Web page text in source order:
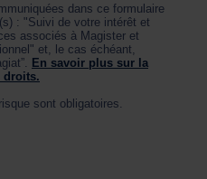
dans ce formulaire
: "Suivi de votre intérêt et
associés à Magister et
et, le cas échéant,
En savoir plus sur la
droits.
sont obligatoires.